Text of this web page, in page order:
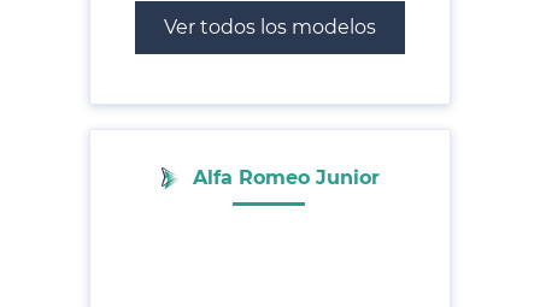
Ver todos los modelos
Alfa Romeo Junior